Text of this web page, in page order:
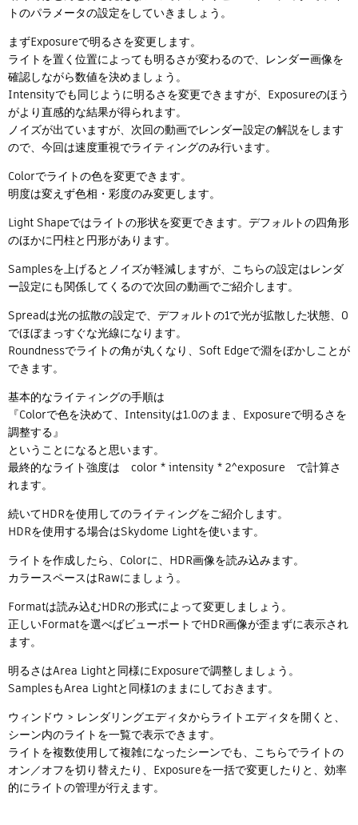
トのパラメータの設定をしていきましょう。
まずExposureで明るさを変更します。
ライトを置く位置によっても明るさが変わるので、レンダー画像を
確認しながら数値を決めましょう。
Intensityでも同じように明るさを変更できますが、Exposureのほう
がより直感的な結果が得られます。
ノイズが出ていますが、次回の動画でレンダー設定の解説をします
ので、今回は速度重視でライティングのみ行います。
Colorでライトの色を変更できます。
明度は変えず色相・彩度のみ変更します。
Light Shapeではライトの形状を変更できます。デフォルトの四角形
のほかに円柱と円形があります。
Samplesを上げるとノイズが軽減しますが、こちらの設定はレンダ
ー設定にも関係してくるので次回の動画でご紹介します。
Spreadは光の拡散の設定で、デフォルトの1で光が拡散した状態、0
でほぼまっすぐな光線になります。
Roundnessでライトの角が丸くなり、Soft Edgeで淵をぼかしことが
できます。
基本的なライティングの手順は
『Colorで色を決めて、Intensityは1.0のまま、Exposureで明るさを
調整する』
ということになると思います。
最終的なライト強度は color * intensity * 2^exposure で計算さ
れます。
続いてHDRを使用してのライティングをご紹介します。
HDRを使用する場合はSkydome Lightを使います。
ライトを作成したら、Colorに、HDR画像を読み込みます。
カラースペースはRawにましょう。
Formatは読み込むHDRの形式によって変更しましょう。
正しいFormatを選べばビューポートでHDR画像が歪まずに表示され
ます。
明るさはArea Lightと同様にExposureで調整しましょう。
SamplesもArea Lightと同様1のままにしておきます。
ウィンドウ > レンダリングエディタからライトエディタを開くと、
シーン内のライトを一覧で表示できます。
ライトを複数使用して複雑になったシーンでも、こちらでライトの
オン／オフを切り替えたり、Exposureを一括で変更したりと、効率
的にライトの管理が行えます。